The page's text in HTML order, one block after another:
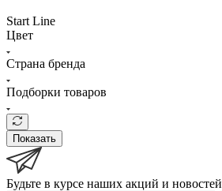
Start Line
Цвет
Страна бренда
Подборки товаров
Показать
Будьте в курсе наших акций и новостей